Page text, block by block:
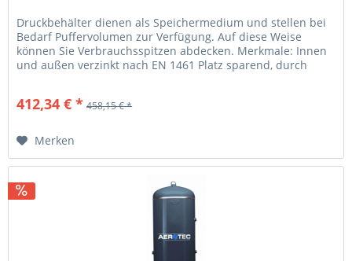
Druckbehälter dienen als Speichermedium und stellen bei
Bedarf Puffervolumen zur Verfügung. Auf diese Weise
können Sie Verbrauchsspitzen abdecken. Merkmale: Innen
und außen verzinkt nach EN 1461 Platz sparend, durch
412,34 € * 458,15 € *
Merken